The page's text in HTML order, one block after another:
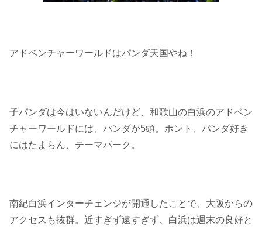
アドベンチャーワールドはパンダ天国やね！
子パンダは今はいないんだけど、和歌山の白浜のアドベン
チャーワールドには、パンダが5頭。ホント、パンダ好き
にはたまらん、テーマパーク。
南紀白浜インターチェンジが開通したことで、大阪からの
アクセスも抜群。近すぎず遠すぎず、白浜は週末の良好と